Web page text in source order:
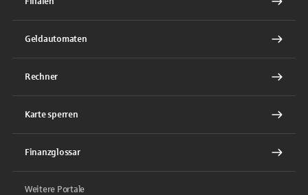
Geldautomaten
Rechner
Karte sperren
Finanzglossar
Weitere Portale